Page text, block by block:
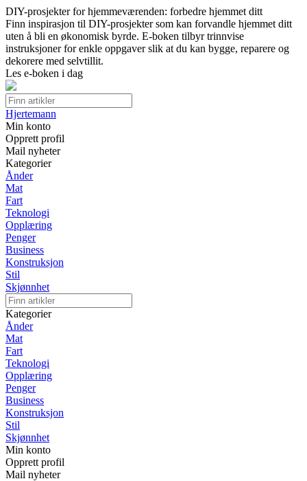
DIY-prosjekter for hjemmeværenden: forbedre hjemmet ditt
Finn inspirasjon til DIY-prosjekter som kan forvandle hjemmet ditt
uten å bli en økonomisk byrde. E-boken tilbyr trinnvise
instruksjoner for enkle oppgaver slik at du kan bygge, reparere og
dekorere med selvtillit.
Les e-boken i dag
Hjertemann
Min konto
Opprett profil
Mail nyheter
Kategorier
Ånder
Mat
Fart
Teknologi
Opplæring
Penger
Business
Konstruksjon
Stil
Skjønnhet
Kategorier
Ånder
Mat
Fart
Teknologi
Opplæring
Penger
Business
Konstruksjon
Stil
Skjønnhet
Min konto
Opprett profil
Mail nyheter